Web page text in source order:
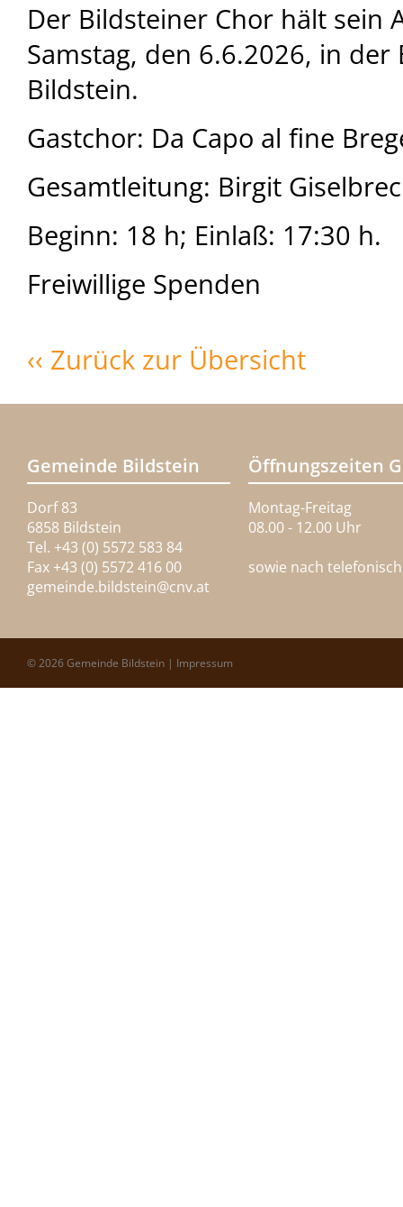
Der Bildsteiner Chor hält sein
Samstag, den 6.6.2026, in der
Bildstein.
Gastchor: Da Capo al fine
Gesamtleitung: Birgit
Beginn: 18 h; Einlaß: 17:30 h.
Freiwillige Spenden
‹‹ Zurück zur Übersicht
Gemeinde Bildstein
Dorf 83
6858 Bildstein
Tel. +43 (0) 5572 583 84
Fax +43 (0) 5572 416 00
gemeinde.bildstein@cnv.at
Öffnungszeiten
Montag-Freitag
08.00 - 12.00 Uhr
sowie nach
© 2026 Gemeinde Bildstein | Impressum